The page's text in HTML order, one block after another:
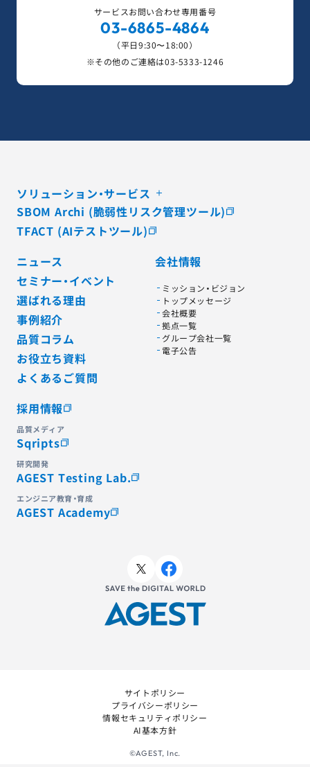
サービスお問い合わせ専用番号
03-6865-4864
（平日9:30〜18:00）
※その他のご連絡は03-5333-1246
ソリューション・サービス
SBOM Archi (脆弱性リスク管理ツール)
TFACT (AIテストツール)
ニュース
セミナー・イベント
選ばれる理由
事例紹介
品質コラム
お役立ち資料
よくあるご質問
会社情報
ミッション・ビジョン
トップメッセージ
会社概要
拠点一覧
グループ会社一覧
電子公告
採用情報
品質メディア
Sqripts
研究開発
AGEST Testing Lab.
エンジニア教育・育成
AGEST Academy
サイトポリシー
プライバシーポリシー
情報セキュリティポリシー
AI基本方針
©AGEST, Inc.